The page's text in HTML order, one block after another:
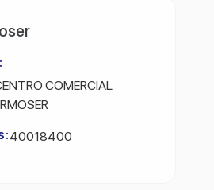
COMERCIAL
40018400